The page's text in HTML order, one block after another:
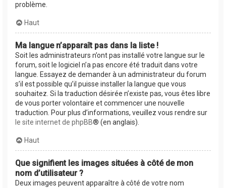
problème.
Haut
Ma langue n’apparaît pas dans la liste !
Soit les administrateurs n’ont pas installé votre langue sur le
forum, soit le logiciel n’a pas encore été traduit dans votre
langue. Essayez de demander à un administrateur du forum
s’il est possible qu’il puisse installer la langue que vous
souhaitez. Si la traduction désirée n’existe pas, vous êtes libre
de vous porter volontaire et commencer une nouvelle
traduction. Pour plus d’informations, veuillez vous rendre sur
le site internet de phpBB® (en anglais).
Haut
Que signifient les images situées à côté de mon
nom d’utilisateur ?
Deux images peuvent apparaître à côté de votre nom